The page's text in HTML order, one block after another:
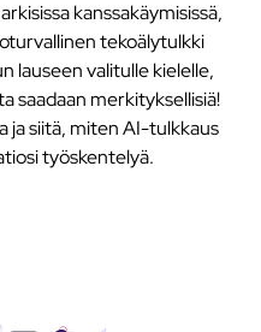
kanssakäymisissä,
tekoälytulkki
lauseen valitulle kielelle,
saadaan merkityksellisiä!
ja siitä, miten AI-tulkkaus
työskentelyä.